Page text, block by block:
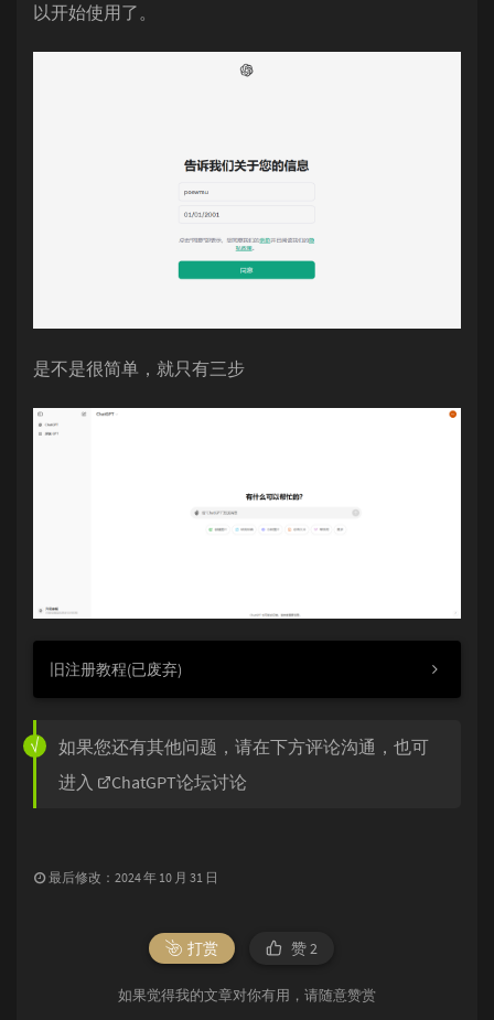
以开始使用了。
是不是很简单，就只有三步
旧注册教程(已废弃)
如果您还有其他问题，请在下方评论沟通，也可
进入
ChatGPT论坛讨论
最后修改：2024 年 10 月 31 日
打赏 赞2
如果觉得我的文章对你有用，请随意赞赏